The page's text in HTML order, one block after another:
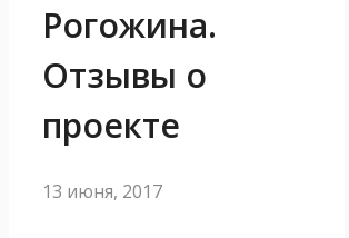
Рогожина.
Отзывы о
проекте
13 июня, 2017